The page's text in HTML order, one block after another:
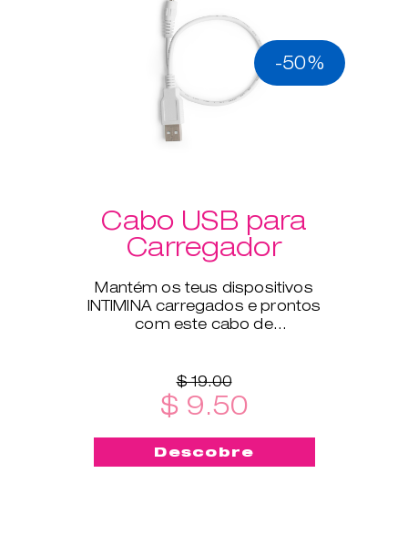
-50%
Cabo USB para
Carregador
Mantém os teus dispositivos
INTIMINA carregados e prontos
com este cabo de
eletrónicos.
$ 19.00
$ 9.50
Descobre